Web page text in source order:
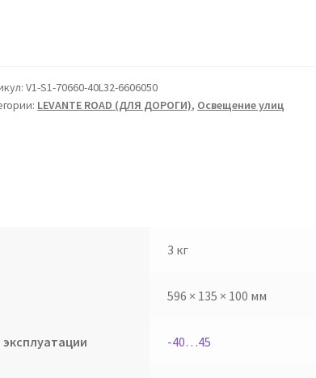
V1-S1-70660-40L32-6606050
LEVANTE ROAD (ДЛЯ ДОРОГИ), Освещение улиц
3 кг
596 × 135 × 100 мм
-40…45